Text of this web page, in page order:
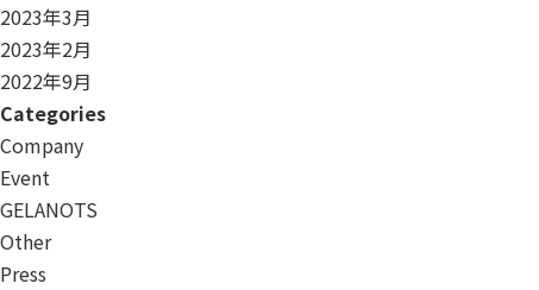
2023年3月
2023年2月
2022年9月
Categories
Company
Event
GELANOTS
Other
Press